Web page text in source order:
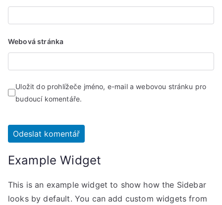
Webová stránka
Uložit do prohlížeče jméno, e-mail a webovou stránku pro
budoucí komentáře.
Example Widget
This is an example widget to show how the Sidebar
looks by default. You can add custom widgets from